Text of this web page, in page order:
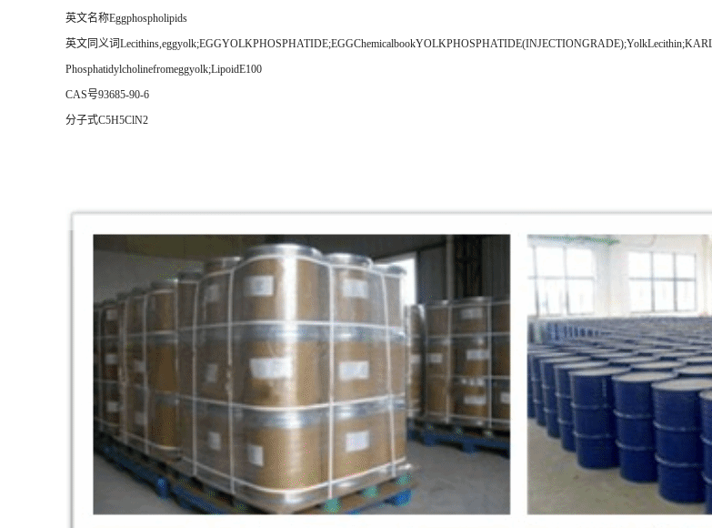
英文名称Eggphospholipids
英文同义词
Phosphatidylcholinefromeggyolk;LipoidE100
CAS号93685-90-6
分子式C5H5ClN2